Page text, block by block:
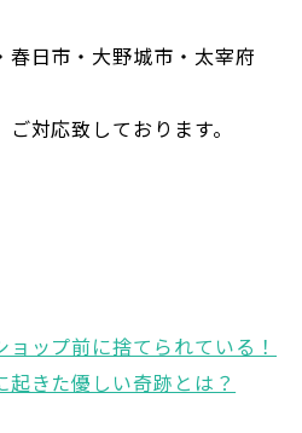
日市・大野城市・太宰府
対応致しております。
ップ前に捨てられている！
きた優しい奇跡とは？